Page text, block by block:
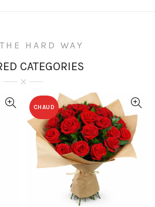
HARD WAY
CATEGORIES
CHAUD